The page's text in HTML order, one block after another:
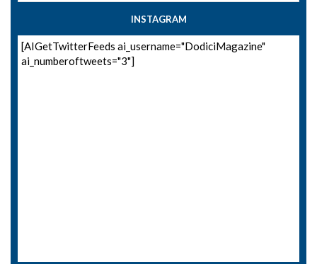
INSTAGRAM
[AIGetTwitterFeeds ai_username="DodiciMagazine"
ai_numberoftweets="3"]